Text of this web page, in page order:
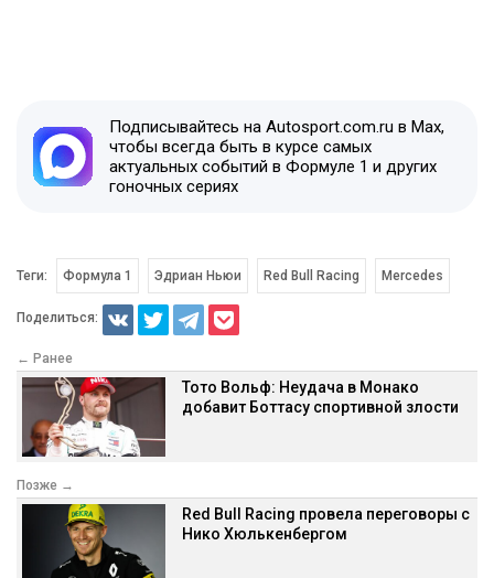
Подписывайтесь на Autosport.com.ru в Max,
чтобы всегда быть в курсе самых
актуальных событий в Формуле 1 и других
гоночных сериях
Теги: Формула 1 Эдриан Ньюи Red Bull Racing Mercedes
Поделиться:
← Ранее
Тото Вольф: Неудача в Монако
добавит Боттасу спортивной злости
Позже →
Red Bull Racing провела переговоры с
Нико Хюлькенбергом